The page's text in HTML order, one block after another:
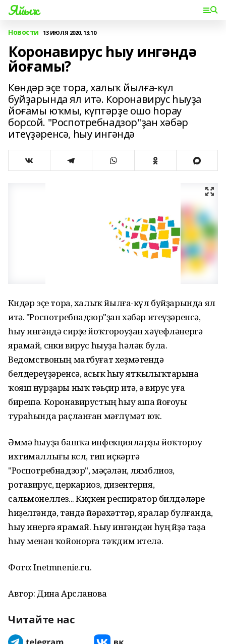
Яйыҡ
Новости 13 ИЮЛЯ 2020, 13:10
Коронавирус һыу ингәндә
йоғамы?
Көндәр эҫе тора, халыҡ йылға-күл
буйҙарында ял итә. Коронавирус һыуҙа
йоғамы юҡмы, күптәрҙе ошо һорау
борсой. "Роспотребнадзор"ҙан хәбәр
итеүҙәренсә, һыу ингәндә
Көндәр эҫе тора, халыҡ йылға-күл буйҙарында ял
итә. "Роспотребнадзор"ҙан хәбәр итеүҙәренсә,
һыу ингәндә сирҙе йоҡтороуҙан хәүефләнергә
ярамай, сөнки вирус һыуҙа һәләк була.
Ведомствоның матбуғат хеҙмәтендә
белдереүҙәренсә, асыҡ һыу ятҡылыҡтарына
ҡояш нурҙары ныҡ тәьҫир итә, ә вирус уға
бирешә. Коронавирустың һыу аша йоғоуы
тураһында раҫланған мәғлүмәт юҡ.
Әммә һыуҙа башҡа инфекцияларҙы йоҡтороу
ихтималлығы көслө, тип иҫкәртә
"Роспотребнадзор", мәҫәлән, лямблиоз,
ротавирус, церкариоз, дизентерия,
сальмонеллез... Киҫкен респиратор билдәләре
һиҙелгәндә, тәндә йәрәхәттәр, яралар булғанда,
һыу инергә ярамай. Һыу ингәндән һуң өйҙә таҙа
һыу менән ҡойонорға тәҡдим ителә.
Фото: Inetmnenie.ru.
Автор: Дина Арсланова
Читайте нас